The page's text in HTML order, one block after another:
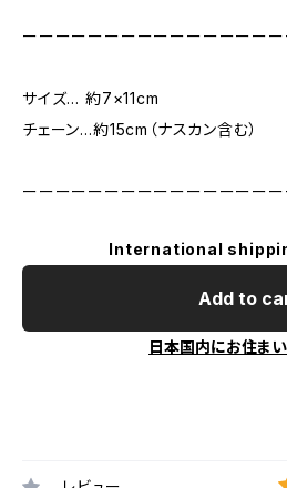
ーーーーーーーーーーーーーーー
サイズ… 約7×11cm
チェーン…約15cm（ナスカン含む）
ーーーーーーーーーーーーーーー
International
Add to
日本国内にお住ま